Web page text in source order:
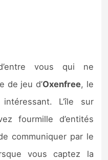
vous qui ne
de jeu d’Oxenfree, le
L’île sur
fourmille d’entités
communiquer par le
vous captez la